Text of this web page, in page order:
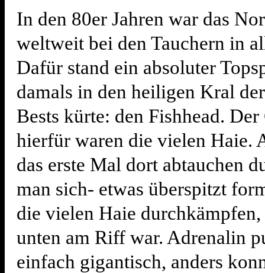
In den 80er Jahren war das
weltweit bei den Tauchern in
Dafür stand ein absoluter
damals in den heiligen Kral
Bests kürte: den Fishhead.
hierfür waren die vielen Haie.
das erste Mal dort abtauchen
man sich- etwas überspitzt
die vielen Haie durchkämpfen,
unten am Riff war. Adrenalin
einfach gigantisch, anders